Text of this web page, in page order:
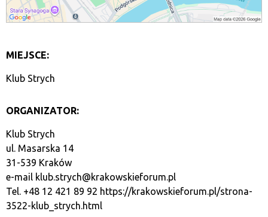
MIEJSCE:
Klub Strych
ORGANIZATOR:
Klub Strych
ul. Masarska 14
31-539 Kraków
e-mail klub.strych@krakowskieforum.pl
Tel. +48 12 421 89 92 https://krakowskieforum.pl/strona-
3522-klub_strych.html